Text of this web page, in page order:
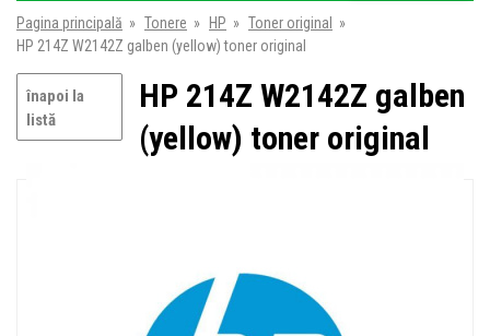
Pagina principală » Tonere » HP » Toner original
»
HP 214Z W2142Z galben (yellow) toner original
înapoi la
listă
HP 214Z W2142Z galben
(yellow) toner original